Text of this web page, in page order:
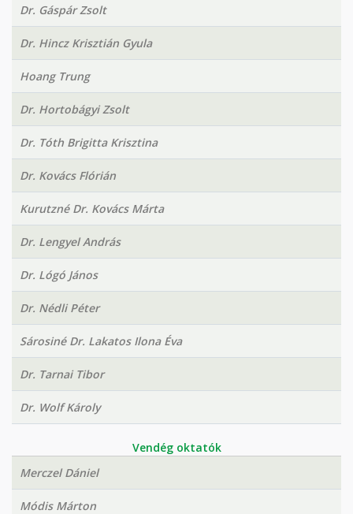
Dr. Gáspár Zsolt
Dr. Hincz Krisztián Gyula
Hoang Trung
Dr. Hortobágyi Zsolt
Dr. Tóth Brigitta Krisztina
Dr. Kovács Flórián
Kurutzné Dr. Kovács Márta
Dr. Lengyel András
Dr. Lógó János
Dr. Nédli Péter
Sárosiné Dr. Lakatos Ilona Éva
Dr. Tarnai Tibor
Dr. Wolf Károly
Vendég oktatók
Merczel Dániel
Módis Márton